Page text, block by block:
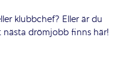
klubbchef? Eller är du
drömjobb finns här!